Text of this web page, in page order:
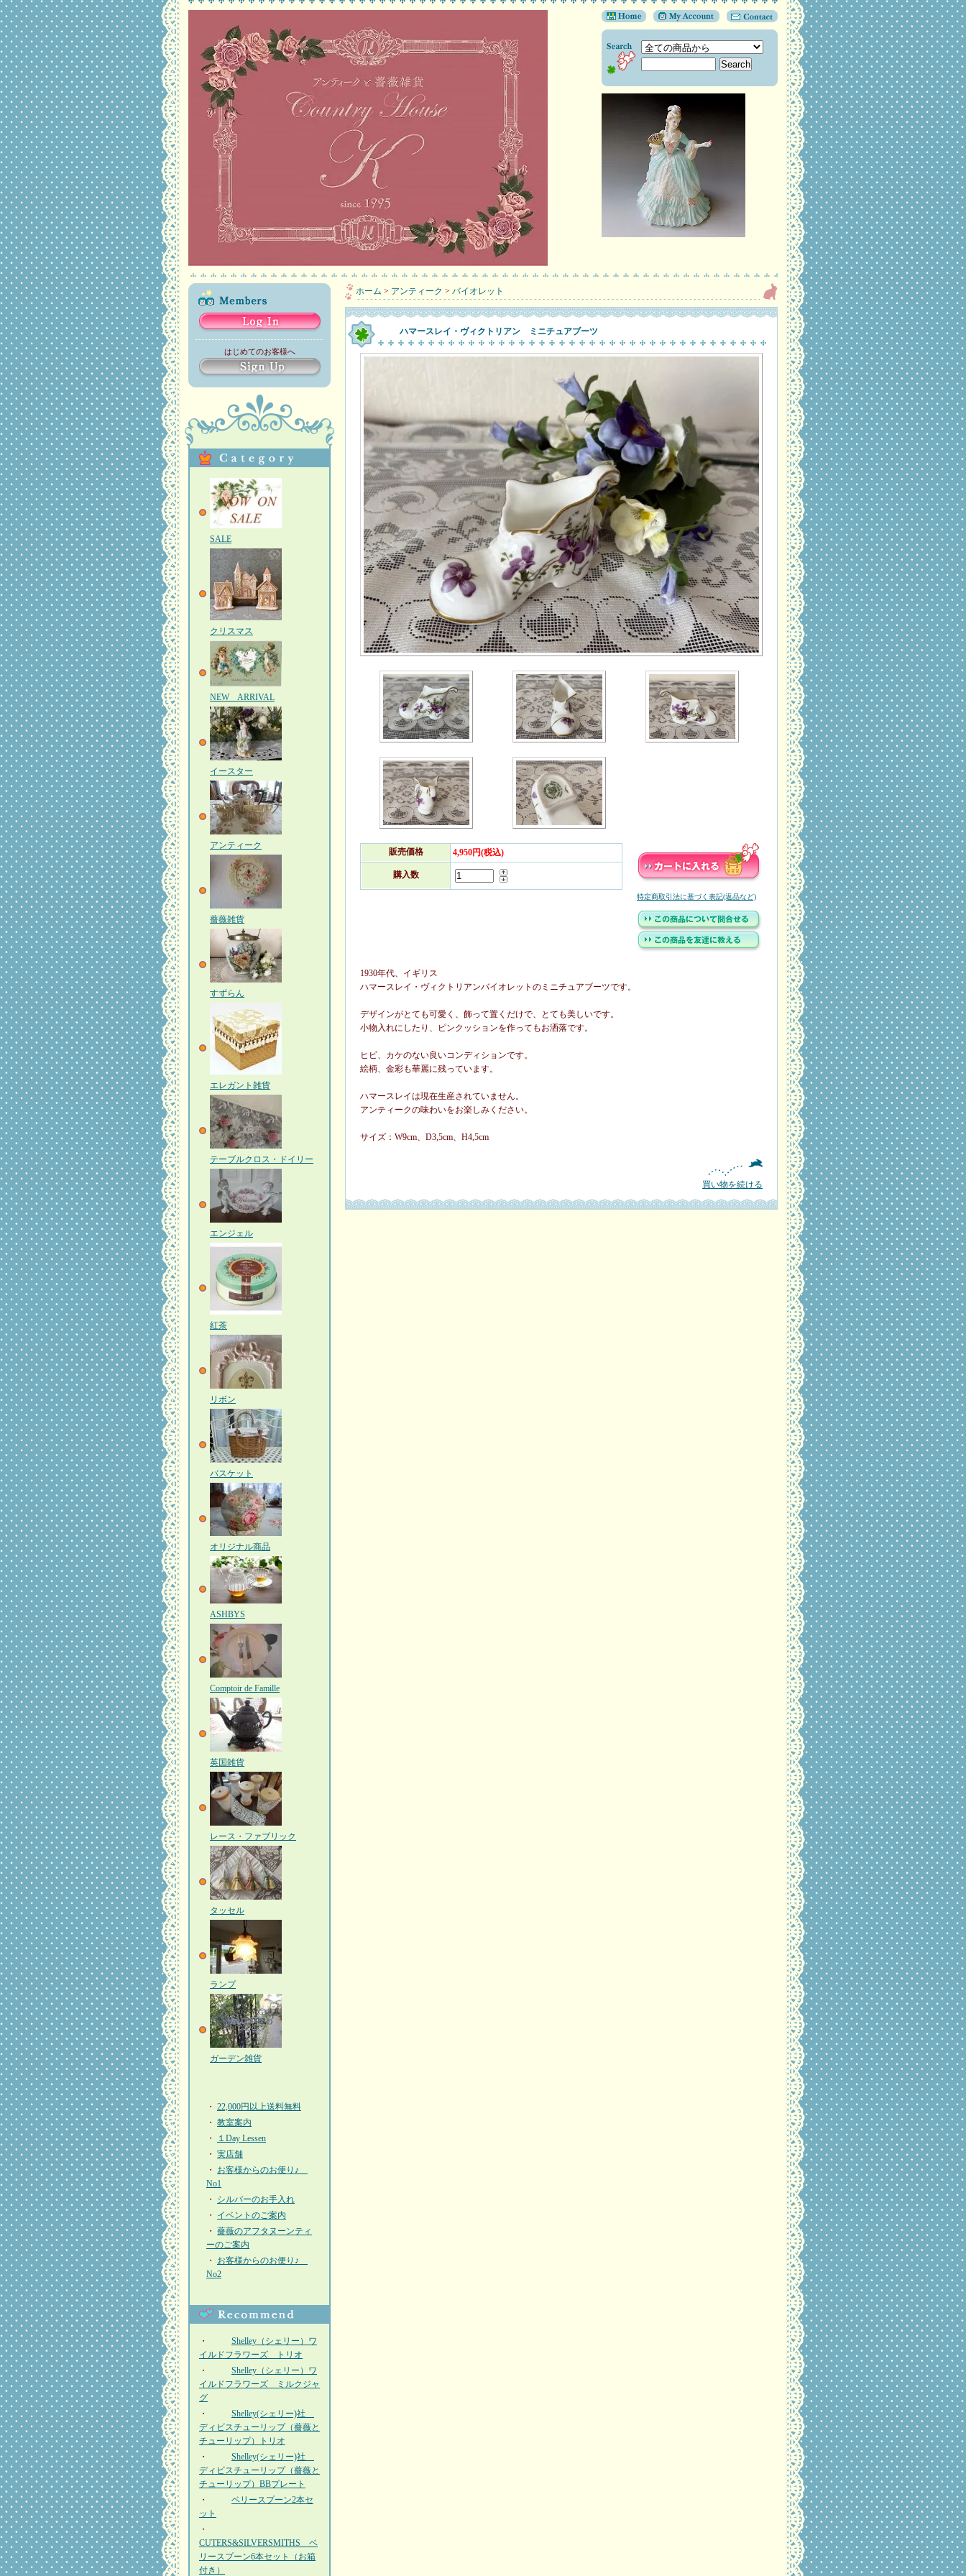
はじめてのお客様へ
SALE
クリスマス
NEW ARRIVAL
イースター
アンティーク
薔薇雑貨
すずらん
エレガント雑貨
テーブルクロス・ドイリー
エンジェル
紅茶
リボン
バスケット
オリジナル商品
ASHBYS
Comptoir de Famille
英国雑貨
レース・ファブリック
タッセル
ランプ
ガーデン雑貨
・ 22,000円以上送料無料
・ 教室案内
・
１Day Lessen
・ 実店舗
・ お客様からのお便り♪
No1
・ シルバーのお手入れ
・ イベントのご案内
・ 薔薇のアフタヌーンティ
ーのご案内
・ お客様からのお便り♪
No2
・
Shelley（シェリー）ワ
イルドフラワーズ トリオ
・
Shelley（シェリー）ワ
イルドフラワーズ ミルクジャ
グ
・
Shelley(シェリー)社
ディビスチューリップ（薔薇と
チューリップ）トリオ
・
Shelley(シェリー)社
ディビスチューリップ（薔薇と
チューリップ）BBプレート
・
ベリースプーン2本セ
ット
・
CUTERS&SILVERSMITHS ベ
リースプーン6本セット（お箱
付き）
ホーム > アンティーク > バイオレット
ハマースレイ・ヴィクトリアン ミニチュアブーツ
販売価格 4,950円(税込)
購入数
特定商取引法に基づく表記(返品など)
1930年代、イギリス
ハマースレイ・ヴィクトリアンバイオレットのミニチュアブーツです。
デザインがとても可愛く、飾って置くだけで、とても美しいです。
小物入れにしたり、ピンクッションを作ってもお洒落です。
ヒビ、カケのない良いコンディションです。
絵柄、金彩も華麗に残っています。
ハマースレイは現在生産されていません。
アンティークの味わいをお楽しみください。
サイズ：W9cm、D3,5cm、H4,5cm
買い物を続ける